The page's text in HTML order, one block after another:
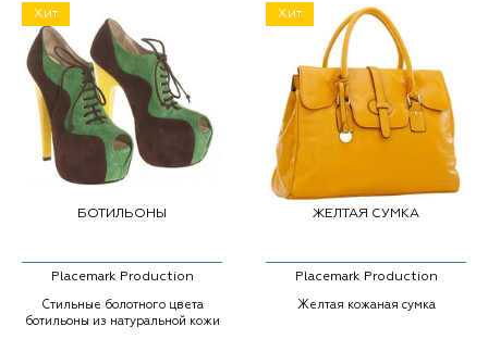
Хит
БОТИЛЬОНЫ
Placemark Production
Стильные болотного цвета
ботильоны из натуральной кожи
Хит
ЖЕЛТАЯ СУМКА
Placemark Production
Желтая кожаная сумка